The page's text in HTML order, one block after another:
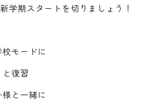
学期スタートを切りましょう！
モードに
復習
と一緒に